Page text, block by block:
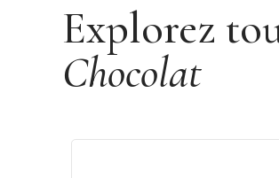
Explorez
Chocolat